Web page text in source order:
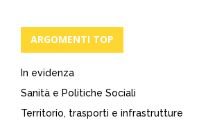
ARGOMENTI TOP
In evidenza
Sanità e Politiche Sociali
Territorio, trasporti e infrastrutture